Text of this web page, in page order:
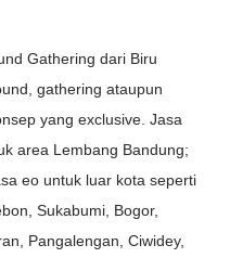
Gathering dari Biru
gathering ataupun
yang exclusive. Jasa
area Lembang Bandung;
eo untuk luar kota seperti
Sukabumi, Bogor,
Pangalengan, Ciwidey,